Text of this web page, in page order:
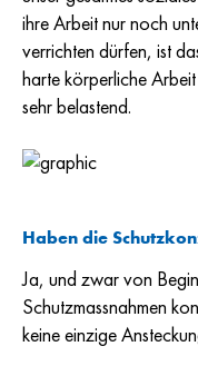
ihre Arbeit nur noch
verrichten dürfen, ist
harte körperliche
sehr belastend.
Haben die
Ja, und zwar von
Schutzmassnahmen
keine einzige